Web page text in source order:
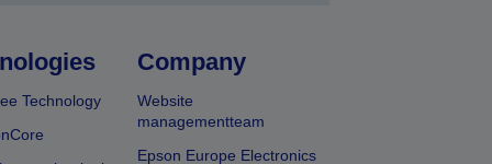
Technology
Company
Website
managementteam
Epson Europe Electronics